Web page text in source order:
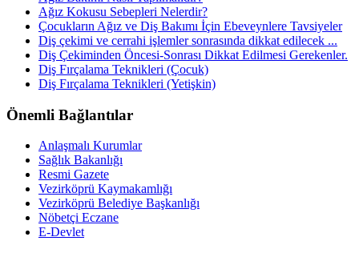
Ağız Kokusu Sebepleri Nelerdir?
Çocukların Ağız ve Diş Bakımı İçin Ebeveynlere Tavsiyeler
Diş çekimi ve cerrahi işlemler sonrasında dikkat edilecek ...
Diş Çekiminden Öncesi-Sonrası Dikkat Edilmesi Gerekenler.
Diş Fırçalama Teknikleri (Çocuk)
Diş Fırçalama Teknikleri (Yetişkin)
Önemli Bağlantılar
Anlaşmalı Kurumlar
Sağlık Bakanlığı
Resmi Gazete
Vezirköprü Kaymakamlığı
Vezirköprü Belediye Başkanlığı
Nöbetçi Eczane
E-Devlet